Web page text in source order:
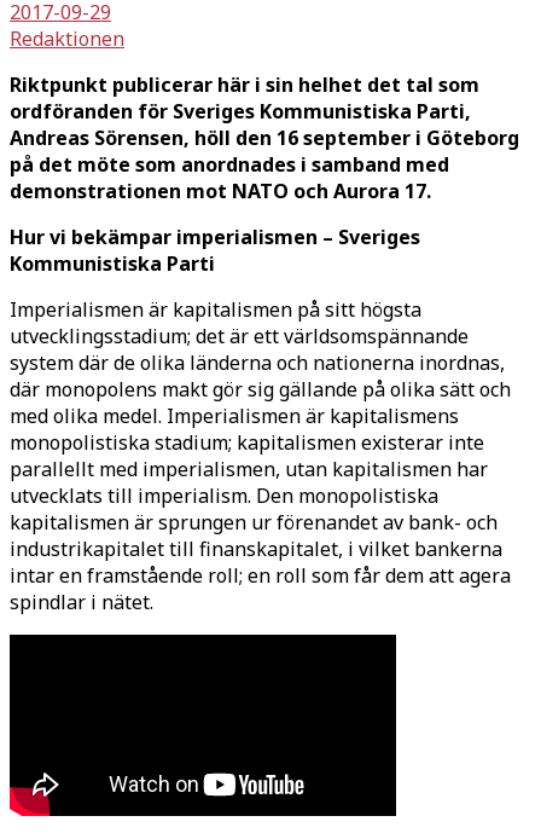
2017-09-29
Redaktionen
Riktpunkt publicerar här i sin helhet det tal som
ordföranden för Sveriges Kommunistiska Parti,
Andreas Sörensen, höll den 16 september i Göteborg
på det möte som anordnades i samband med
demonstrationen mot NATO och Aurora 17.
Hur vi bekämpar imperialismen – Sveriges
Kommunistiska Parti
Imperialismen är kapitalismen på sitt högsta
utvecklingsstadium; det är ett världsomspännande
system där de olika länderna och nationerna inordnas,
där monopolens makt gör sig gällande på olika sätt och
med olika medel. Imperialismen är kapitalismens
monopolistiska stadium; kapitalismen existerar inte
parallellt med imperialismen, utan kapitalismen har
utvecklats till imperialism. Den monopolistiska
kapitalismen är sprungen ur förenandet av bank- och
industrikapitalet till finanskapitalet, i vilket bankerna
intar en framstående roll; en roll som får dem att agera
spindlar i nätet.